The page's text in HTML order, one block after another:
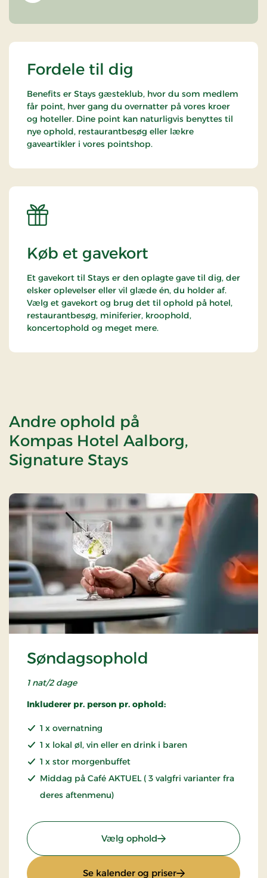
Fordele til dig
Benefits er Stays gæsteklub, hvor du som medlem
får point, hver gang du overnatter på vores kroer
og hoteller. Dine point kan naturligvis benyttes til
nye ophold, restaurantbesøg eller lækre
gaveartikler i vores pointshop.
Køb et gavekort
Et gavekort til Stays er den oplagte gave til dig, der
elsker oplevelser eller vil glæde én, du holder af.
Vælg et gavekort og brug det til ophold på hotel,
restaurantbesøg, miniferier, kroophold,
koncertophold og meget mere.
Andre ophold på
Kompas Hotel Aalborg,
Signature Stays
Søndagsophold
1 nat/2 dage
Inkluderer pr. person pr. ophold:
1 x overnatning
1 x lokal øl, vin eller en drink i baren
1 x stor morgenbuffet
Middag på Café AKTUEL ( 3 valgfri varianter fra
deres aftenmenu)
Vælg ophold: Søndagsophold
Se kalender og priser: Søndagsophold